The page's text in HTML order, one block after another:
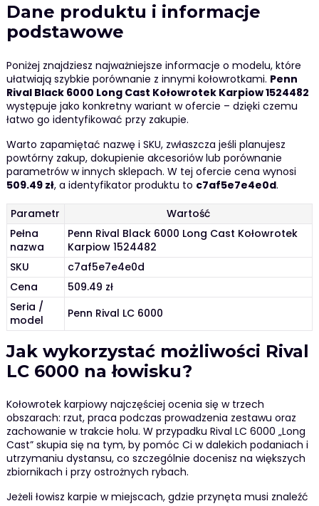
Dane produktu i informacje
podstawowe
Poniżej znajdziesz najważniejsze informacje o modelu, które
ułatwiają szybkie porównanie z innymi kołowrotkami. Penn
Rival Black 6000 Long Cast Kołowrotek Karpiow 1524482
występuje jako konkretny wariant w ofercie – dzięki czemu
łatwo go identyfikować przy zakupie.
Warto zapamiętać nazwę i SKU, zwłaszcza jeśli planujesz
powtórny zakup, dokupienie akcesoriów lub porównanie
parametrów w innych sklepach. W tej ofercie cena wynosi
509.49 zł, a identyfikator produktu to c7af5e7e4e0d.
Parametr
Wartość
Pełna
nazwa
Penn Rival Black 6000 Long Cast Kołowrotek
Karpiow 1524482
SKU
c7af5e7e4e0d
Cena
509.49 zł
Seria /
model
Penn Rival LC 6000
Jak wykorzystać możliwości Rival
LC 6000 na łowisku?
Kołowrotek karpiowy najczęściej ocenia się w trzech
obszarach: rzut, praca podczas prowadzenia zestawu oraz
zachowanie w trakcie holu. W przypadku Rival LC 6000 „Long
Cast” skupia się na tym, by pomóc Ci w dalekich podaniach i
utrzymaniu dystansu, co szczególnie docenisz na większych
zbiornikach i przy ostrożnych rybach.
Jeżeli łowisz karpie w miejscach, gdzie przynęta musi znaleźć